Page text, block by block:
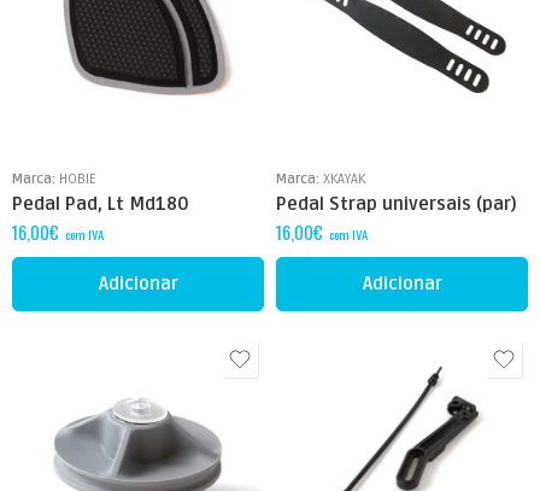
Marca: HOBIE
Pedal Pad, Lt Md180
16,00€ com IVA
Adicionar
Marca: XKAYAK
Pedal Strap universais (par)
16,00€ com IVA
Adicionar